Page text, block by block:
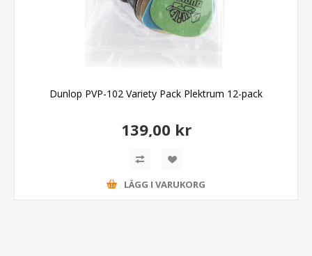
Dunlop PVP-102 Variety Pack Plektrum 12-pack
139,00 kr
LÄGG I VARUKORG